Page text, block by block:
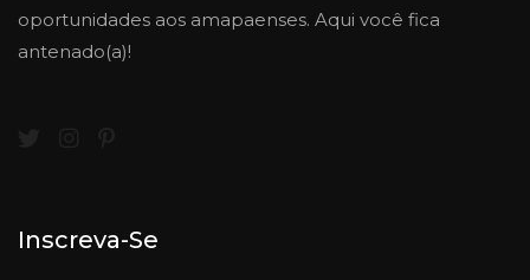
oportunidades aos amapaenses. Aqui você fica
antenado(a)!
Inscreva-Se